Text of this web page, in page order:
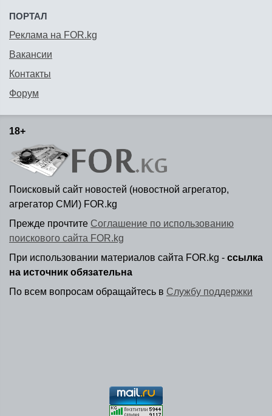
ПОРТАЛ
Реклама на FOR.kg
Вакансии
Контакты
Форум
18+
Поисковый сайт новостей (новостной агрегатор,
агрегатор СМИ) FOR.kg
Прежде прочтите Соглашение по использованию
поискового сайта FOR.kg
При использовании материалов сайта FOR.kg - ссылка
на источник обязательна
По всем вопросам обращайтесь в Службу поддержки